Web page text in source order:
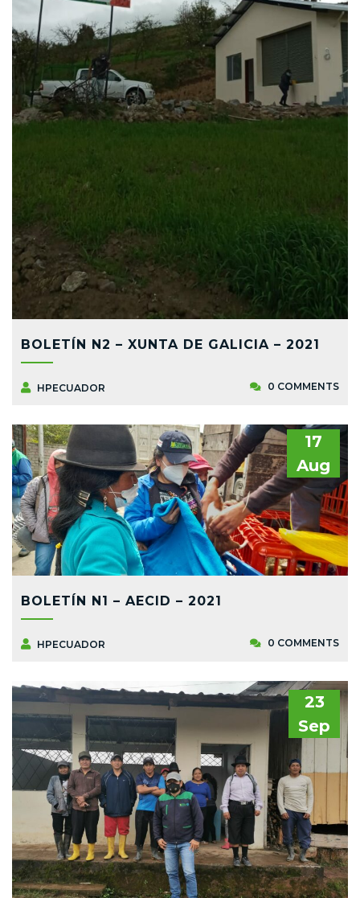
BOLETÍN N2 – XUNTA DE GALICIA – 2021
HPECUADOR 0 COMMENTS
17
Aug
BOLETÍN N1 – AECID – 2021
HPECUADOR 0 COMMENTS
23
Sep